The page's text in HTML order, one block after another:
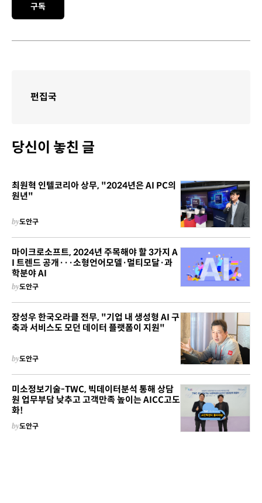
구독
펀집국
당신이 놓친 글
최원혁 인텔코리아 상무, "2024년은 AI PC의
원년"
by도안구
마이크로소프트, 2024년 주목해야 할 3가지 A
I 트렌드 공개···소형언어모델·멀티모달·과
학분야 AI
by도안구
장성우 한국오라클 전무, "기업 내 생성형 AI 구
축과 서비스도 모던 데이터 플랫폼이 지원"
by도안구
미소정보기술-TWC, 빅데이터분석 통해 상담
원 업무부담 낮추고 고객만족 높이는 AICC고도
화!
by도안구